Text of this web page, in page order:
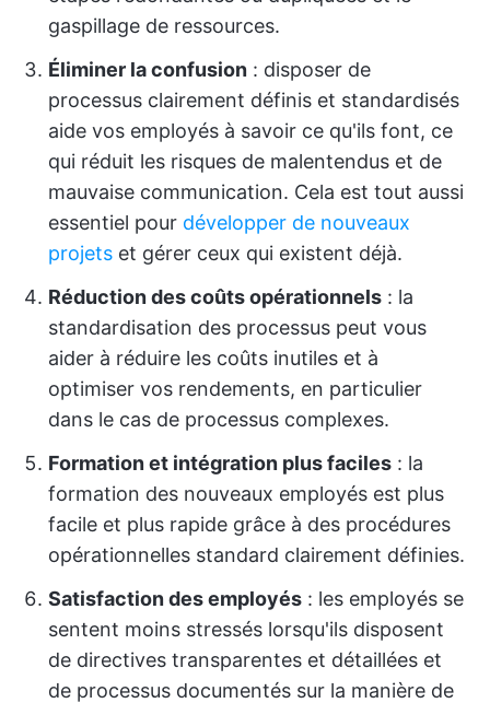
gaspillage de ressources.
Éliminer la confusion : disposer de
processus clairement définis et standardisés
aide vos employés à savoir ce qu'ils font, ce
qui réduit les risques de malentendus et de
mauvaise communication. Cela est tout aussi
essentiel pour développer de nouveaux
projets et gérer ceux qui existent déjà.
Réduction des coûts opérationnels : la
standardisation des processus peut vous
aider à réduire les coûts inutiles et à
optimiser vos rendements, en particulier
dans le cas de processus complexes.
Formation et intégration plus faciles : la
formation des nouveaux employés est plus
facile et plus rapide grâce à des procédures
opérationnelles standard clairement définies.
Satisfaction des employés : les employés se
sentent moins stressés lorsqu'ils disposent
de directives transparentes et détaillées et
de processus documentés sur la manière de